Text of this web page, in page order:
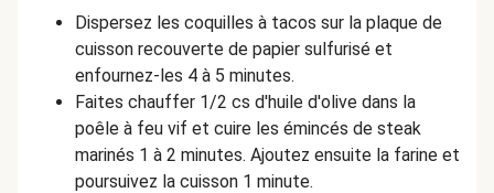
Dispersez les coquilles à tacos sur la plaque de
cuisson recouverte de papier sulfurisé et
enfournez-les 4 à 5 minutes.
Faites chauffer 1/2 cs d'huile d'olive dans la
poêle à feu vif et cuire les émincés de steak
marinés 1 à 2 minutes. Ajoutez ensuite la farine et
poursuivez la cuisson 1 minute.